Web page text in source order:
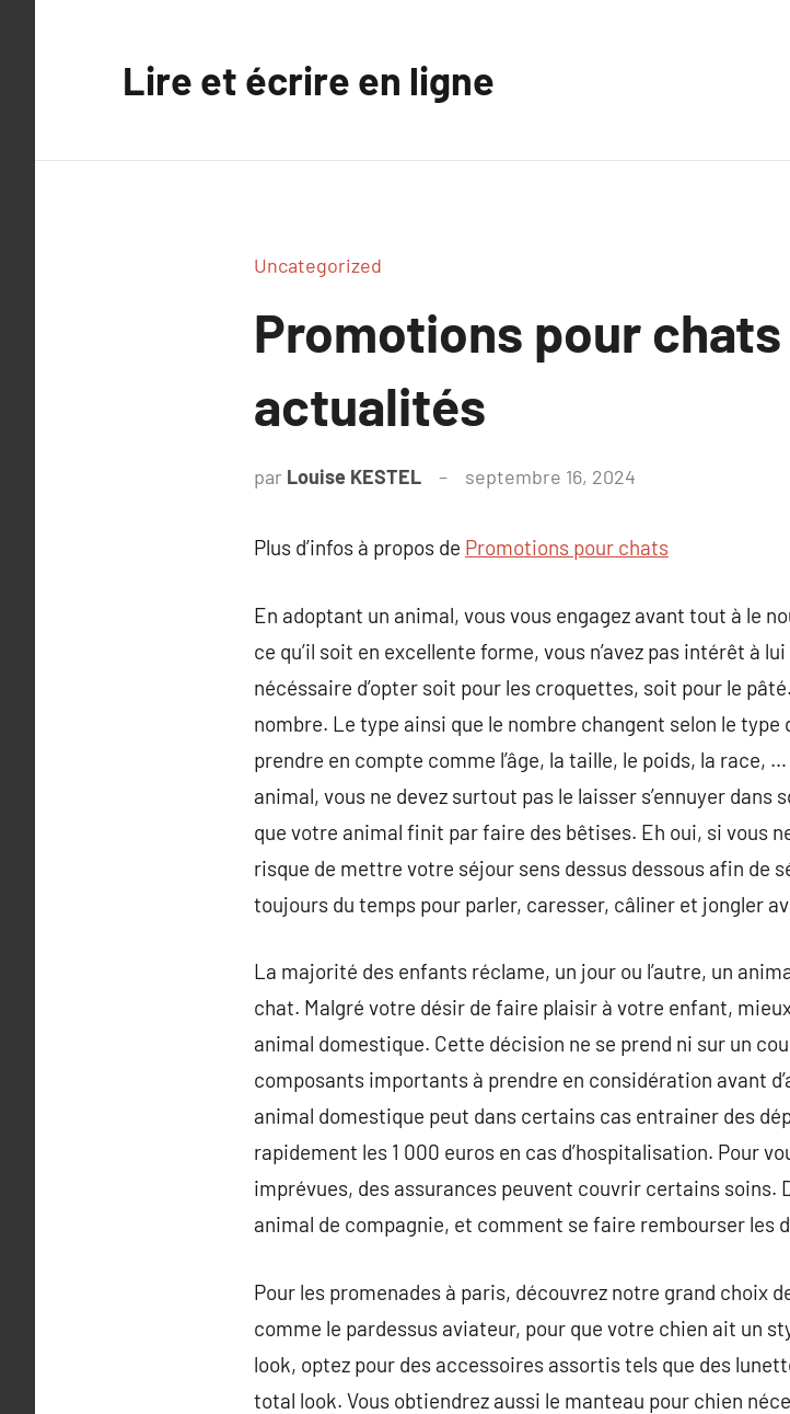
Lire et écrire en ligne
Uncategorized
Promotions pour
actualités
par Louise KESTEL septembre 16, 2024
Plus d’infos à propos de Promotions pour chats
En adoptant un animal, vous vous engagez avant tout à le
ce qu’il soit en excellente forme, vous n’avez pas intérêt à
nécéssaire d’opter soit pour les croquettes, soit pour le
nombre. Le type ainsi que le nombre changent selon le type
prendre en compte comme l’âge, la taille, le poids, la race, …
animal, vous ne devez surtout pas le laisser s’ennuyer dans
que votre animal finit par faire des bêtises. Eh oui, si vous
risque de mettre votre séjour sens dessus dessous afin de
toujours du temps pour parler, caresser, câliner et jongler
La majorité des enfants réclame, un jour ou l’autre, un
chat. Malgré votre désir de faire plaisir à votre enfant,
animal domestique. Cette décision ne se prend ni sur un
composants importants à prendre en considération avant
animal domestique peut dans certains cas entrainer des
rapidement les 1 000 euros en cas d’hospitalisation. Pour
imprévues, des assurances peuvent couvrir certains soins.
animal de compagnie, et comment se faire rembourser les
Pour les promenades à paris, découvrez notre grand choix
comme le pardessus aviateur, pour que votre chien ait un
look, optez pour des accessoires assortis tels que des
total look. Vous obtiendrez aussi le manteau pour chien